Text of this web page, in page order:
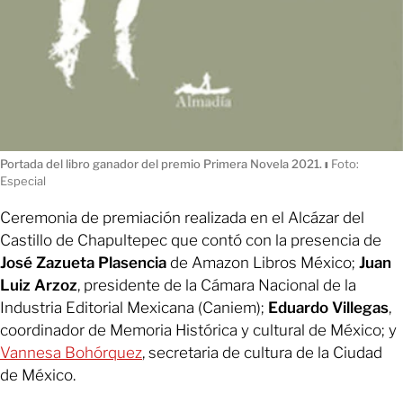
Portada del libro ganador del premio Primera Novela 2021. ı Foto:
Especial
Ceremonia de premiación realizada en el Alcázar del
Castillo de Chapultepec que contó con la presencia de
José Zazueta Plasencia de Amazon Libros México; Juan
Luiz Arzoz, presidente de la Cámara Nacional de la
Industria Editorial Mexicana (Caniem); Eduardo Villegas,
coordinador de Memoria Histórica y cultural de México; y
Vannesa Bohórquez, secretaria de cultura de la Ciudad
de México.